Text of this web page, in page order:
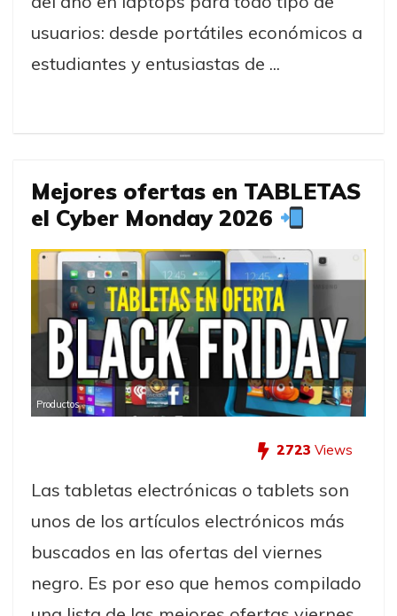
usuarios: desde portátiles económicos a
estudiantes y entusiastas de ...
Mejores ofertas en TABLETAS
el Cyber Monday 2026
Productos
2723 Views
Las tabletas electrónicas o tablets son
unos de los artículos electrónicos más
buscados en las ofertas del viernes
negro. Es por eso que hemos compilado